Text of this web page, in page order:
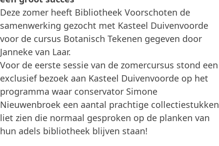
Deze zomer heeft Bibliotheek Voorschoten de
samenwerking gezocht met Kasteel Duivenvoorde
voor de cursus Botanisch Tekenen gegeven door
Janneke van Laar.
Voor de eerste sessie van de zomercursus stond een
exclusief bezoek aan Kasteel Duivenvoorde op het
programma waar conservator Simone
Nieuwenbroek een aantal prachtige collectiestukken
liet zien die normaal gesproken op de planken van
hun adels bibliotheek blijven staan!